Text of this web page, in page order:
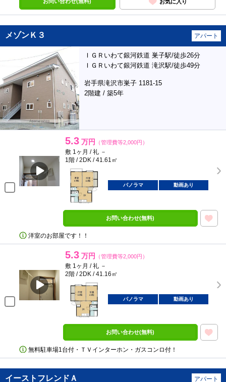
お気に入り
メゾンＫ３ アパート
ＩＧＲいわて銀河鉄道 巣子駅/徒歩26分
ＩＧＲいわて銀河鉄道 滝沢駅/徒歩49分
岩手県滝沢市巣子 1181-15
2階建 / 築5年
5.3 万円 （管理費等2,000円）
敷 1ヶ月 / 礼 －
1階 / 2DK / 41.61㎡
パノラマ 動画あり
お問い合わせ(無料)
洋室のお部屋です！！
5.3 万円 （管理費等2,000円）
敷 1ヶ月 / 礼 －
2階 / 2DK / 41.16㎡
パノラマ 動画あり
お問い合わせ(無料)
無料駐車場1台付・ＴＶインターホン・ガスコンロ付！
イーストフレンドＡ アパート